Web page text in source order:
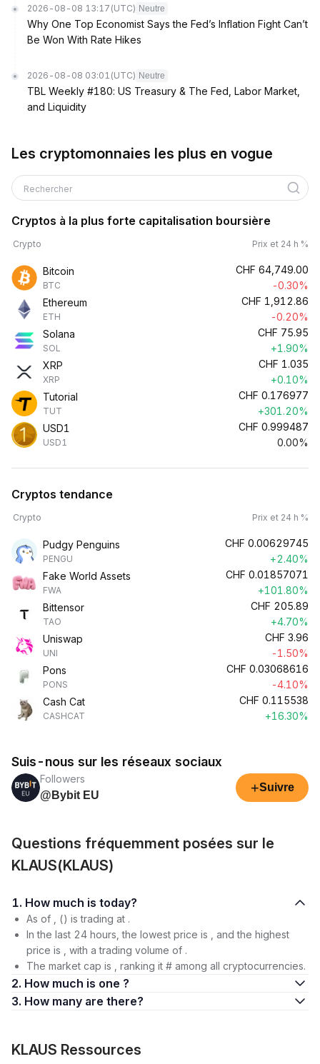
2026-08-08 13:17 (UTC) Neutre
Why One Top Economist Says the Fed’s Inflation Fight Can’t
Be Won With Rate Hikes
2026-08-08 03:01 (UTC) Neutre
TBL Weekly #180: US Treasury & The Fed, Labor Market,
and Liquidity
Les cryptomonnaies les plus en vogue
Rechercher
Cryptos à la plus forte capitalisation boursière
Crypto Prix et 24 h %
Bitcoin
BTC
CHF 64,749.00
-0.30%
Ethereum
ETH
CHF 1,912.86
-0.20%
Solana
SOL
CHF 75.95
+1.90%
XRP
XRP
CHF 1.035
+0.10%
Tutorial
TUT
CHF 0.176977
+301.20%
USD1
USD1
CHF 0.999487
0.00%
Cryptos tendance
Crypto Prix et 24 h %
Pudgy Penguins
PENGU
CHF 0.00629745
+2.40%
Fake World Assets
FWA
CHF 0.01857071
+101.80%
Bittensor
TAO
CHF 205.89
+4.70%
Uniswap
UNI
CHF 3.96
-1.50%
Pons
PONS
CHF 0.03068616
-4.10%
Cash Cat
CASHCAT
CHF 0.115538
+16.30%
Suis-nous sur les réseaux sociaux
Followers
@Bybit EU
+Suivre
Questions fréquemment posées sur le
KLAUS(KLAUS)
1. How much is today?
As of , () is trading at .
In the last 24 hours, the lowest price is , and the highest
price is , with a trading volume of .
The market cap is , ranking it # among all cryptocurrencies.
2. How much is one ?
3. How many are there?
KLAUS Ressources